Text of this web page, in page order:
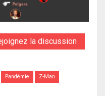
la discussion
Pandémie Z-Man